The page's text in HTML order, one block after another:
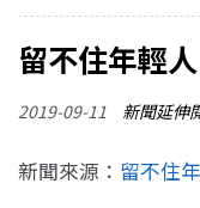
留不住年輕
2019-09-11 新聞延伸
新聞來源： 留不住